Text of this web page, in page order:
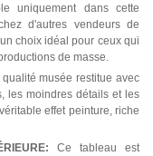
uniquement dans cette
d'autres vendeurs de
choix idéal pour ceux qui
de masse.
musée restitue avec
les moindres détails et les
effet peinture, riche
Ce tableau est